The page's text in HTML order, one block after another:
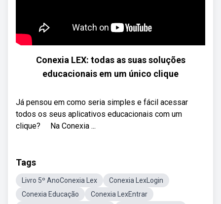
Conexia LEX: todas as suas soluções
educacionais em um único clique
Já pensou em como seria simples e fácil acessar
todos os seus aplicativos educacionais com um
clique? ⠀ Na Conexia ...
Tags
Livro 5º AnoConexia Lex
Conexia LexLogin
Conexia Educação
Conexia LexEntrar